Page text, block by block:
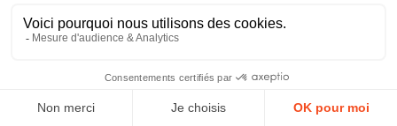
Fiche complète
Smile
Intègre des solutions open